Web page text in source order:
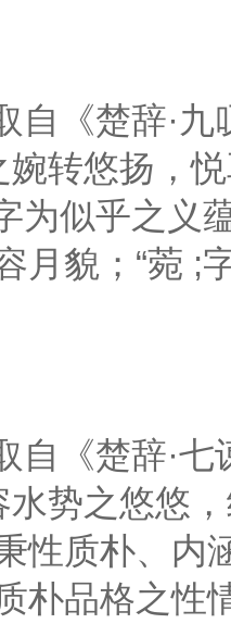
自《楚辞·
转悠扬，
为似乎之义
月貌；“菀 ;
自《楚辞·
势之悠悠
性质朴、内
朴品格之性